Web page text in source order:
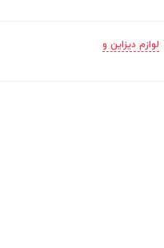
لوازم دیزاین و